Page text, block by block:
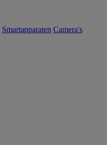
Smartapparaten Camera's